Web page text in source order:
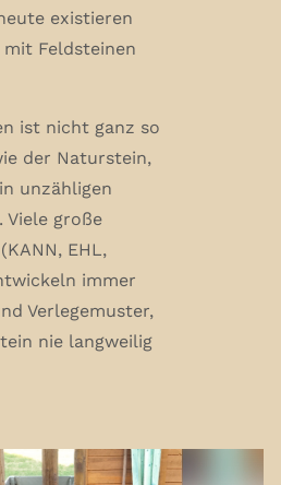
existieren
Feldsteinen
ist nicht ganz so
der Naturstein,
unzähligen
Viele große
EHL,
immer
Verlegemuster,
nie langweilig